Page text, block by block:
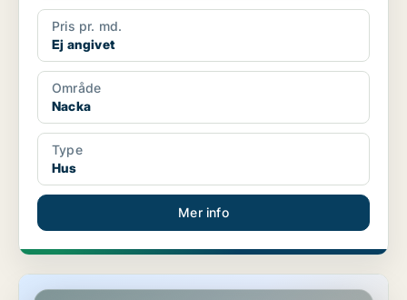
Pris pr. md.
Ej angivet
Område
Nacka
Type
Hus
Mer info
Hus i Nacka